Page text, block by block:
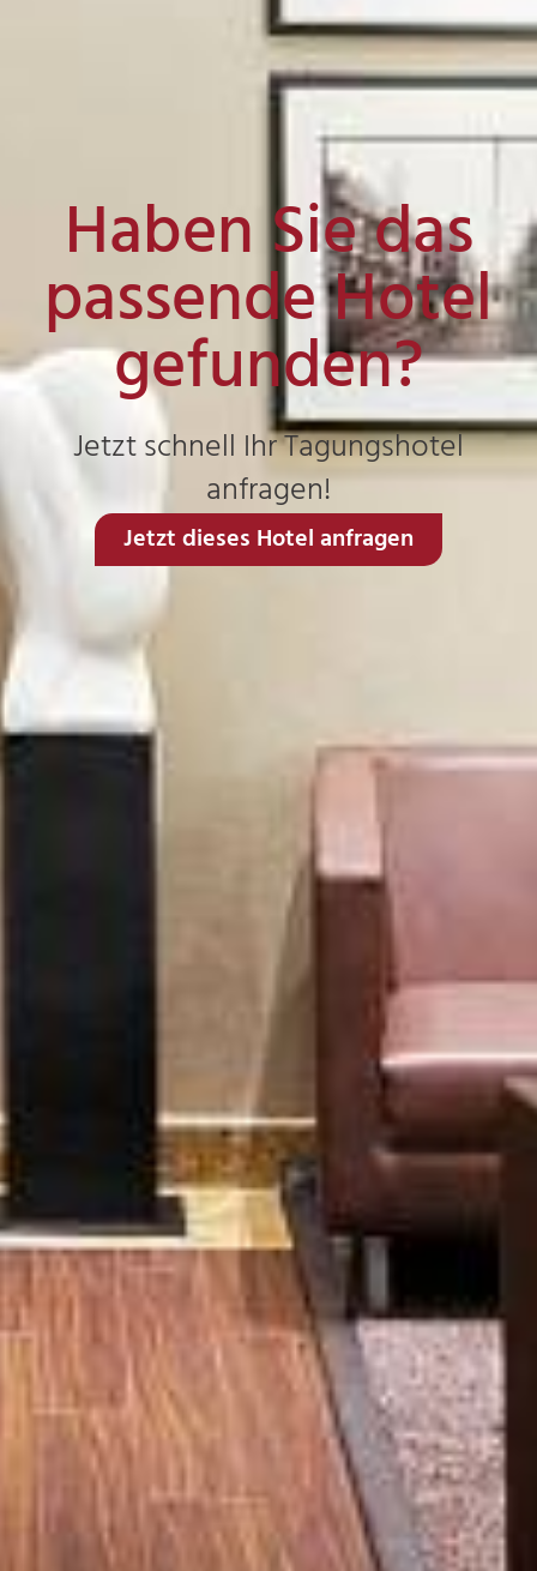
Haben Sie das
passende Hotel
gefunden?
Jetzt schnell Ihr Tagungshotel
anfragen!
Jetzt dieses Hotel anfragen